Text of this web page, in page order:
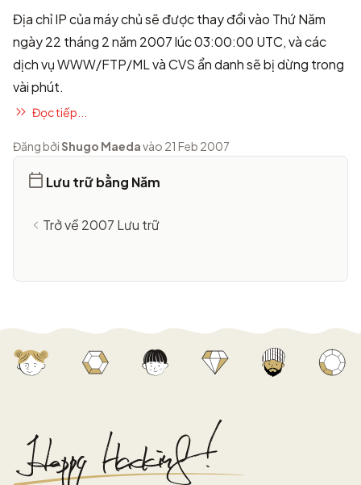
Địa chỉ IP của máy chủ sẽ được thay đổi vào Thứ Năm
ngày 22 tháng 2 năm 2007 lúc 03:00:00 UTC, và các
dịch vụ WWW/FTP/ML và CVS ẩn danh sẽ bị dừng trong
vài phút.
Đọc tiếp...
Đăng bởiShugo Maedavào 21 Feb 2007
Lưu trữ bằng Năm
Trở về 2007 Lưu trữ